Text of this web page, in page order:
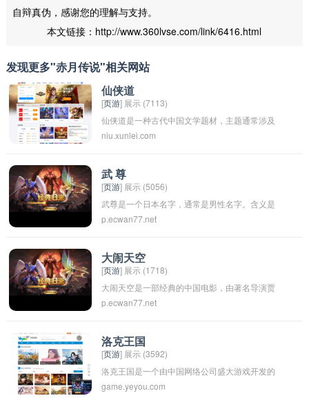
自辩真伪，感谢您的理解与支持。
本文链接：http://www.360lvse.com/link/6416.html
发现更多"赤月传说"相关网站
仙侠道
[页游] 展示 (7113)
仙侠道是一种古代中国文学题材，主题通常涉及
仙人、神仙和功法等神秘元素。这类作品常常融
量和英雄豪情，展现了人与神仙之间的交流和冒
险故事。同时，仙侠道也突显了中国传统文化中
关于修炼、道德和人性等方面的思考和探索。
niu.xunlei.com
武 尊
[页游] 展示 (5056)
武尊是一个日本名字，通常是男性名字。含义是
尊严的武士或尊贵的武士。这个名字可能反映了
价值观。
p.ecwan77.net
大闹天空
[页游] 展示 (1718)
大闹天空是一部经典的中国电影，由著名导演贾
樟柯执导，讲述了一群小人物在中国改革开放初
这部电影描绘了中国社会的变革和人们面临的挑
战，反映了个体与集体、理想与现实之间的矛盾
和冲突。通过幽默、讽刺和现实主义的手法，贾
樟柯成功地塑造了一群鲜活的角色，引人深思。
p.ecwan77.net
洛克王国
[页游] 展示 (3592)
洛克王国是一个由中国网络公司盛大游戏开发的
虚拟世界游戏。玩家在游戏中可以扮演成为一个
game.yeyou.com